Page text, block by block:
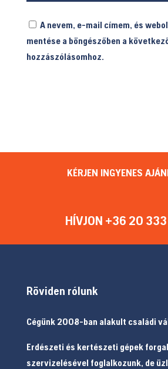
A nevem, e-mail címem, és
mentése a böngészőben a
hozzászólásomhoz.
KÉRJEN INGYENES
HÍVJON +36 20
Röviden rólunk
Cégünk 2008-ban alakult családi
Erdészeti és kertészeti gépek
szervizelésével foglalkozunk, de